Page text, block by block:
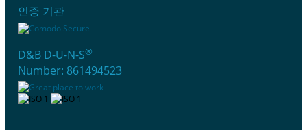
인증 기관
D&B D-U-N-S®
Number: 861494523